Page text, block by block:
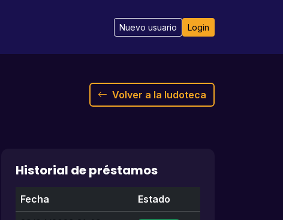
Nuevo usuario Login
Volver a la ludoteca
Historial de préstamos
Fecha Estado